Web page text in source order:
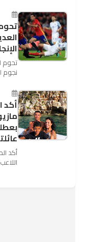
وأنه
تحوم
نجوم
ملعب
أكد